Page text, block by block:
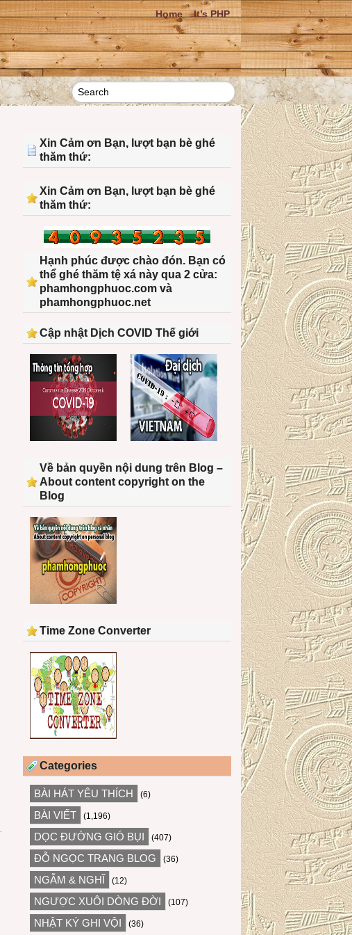
Home It’s PHP
Xin Cảm ơn Bạn, lượt bạn bè ghé
thăm thứ:
Xin Cảm ơn Bạn, lượt bạn bè ghé
thăm thứ:
Hạnh phúc được chào đón. Bạn có
thể ghé thăm tệ xá này qua 2 cửa:
phamhongphuoc.com và
phamhongphuoc.net
Cập nhật Dịch COVID Thế giới
Về bản quyền nội dung trên Blog –
About content copyright on the
Blog
Time Zone Converter
Categories
BÀI HÁT YÊU THÍCH (6)
BÀI VIẾT (1,196)
DỌC ĐƯỜNG GIÓ BỤI (407)
ĐỖ NGỌC TRANG BLOG (36)
NGẪM & NGHĨ (12)
NGƯỢC XUÔI DÒNG ĐỜI (107)
NHẬT KÝ GHI VỘI (36)